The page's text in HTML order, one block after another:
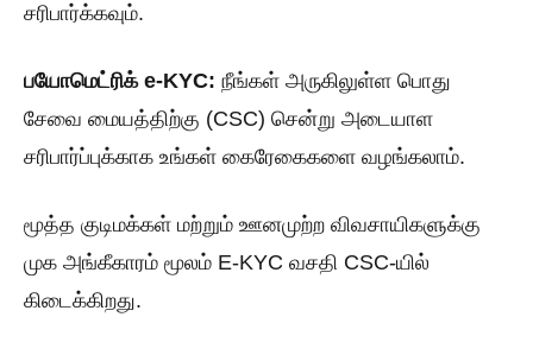
சரிபார்க்கவும்.
பயோமெட்ரிக் e-KYC: நீங்கள் அருகிலுள்ள பொது
சேவை மையத்திற்கு (CSC) சென்று அடையாள
சரிபார்ப்புக்காக உங்கள் கைரேகைகளை வழங்கலாம்.
மூத்த குடிமக்கள் மற்றும் ஊனமுற்ற விவசாயிகளுக்கு
முக அங்கீகாரம் மூலம் E-KYC வசதி CSC-யில்
கிடைக்கிறது.